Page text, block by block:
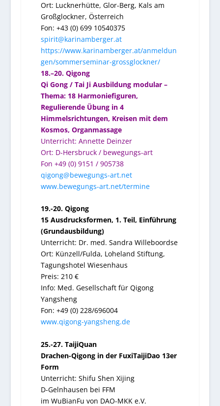
Ort: Lucknerhütte, Glor-Berg, Kals am
Großglockner, Österreich
Fon: +43 (0) 699 10540375
spirit@karinamberger.at
https://www.karinamberger.at/anmeldun
gen/sommerseminar-grossglockner/
18.–20. Qigong
Qi Gong / Tai Ji Ausbildung modular –
Thema: 18 Harmoniefiguren,
Regulierende Übung in 4
Himmelsrichtungen, Kreisen mit dem
Kosmos, Organmassage
Unterricht: Annette Deinzer
Ort: D-Hersbruck / bewegungs-art
Fon +49 (0) 9151 / 905738
qigong@bewegungs-art.net
www.bewegungs-art.net/termine
19.-20. Qigong
15 Ausdrucksformen, 1. Teil, Einführung
(Grundausbildung)
Unterricht: Dr. med. Sandra Willeboordse
Ort: Künzell/Fulda, Loheland Stiftung,
Tagungshotel Wiesenhaus
Preis: 210 €
Info: Med. Gesellschaft für Qigong
Yangsheng
Fon: +49 (0) 228/696004
www.qigong-yangsheng.de
25.-27. TaijiQuan
Drachen-Qigong in der FuxiTaijiDao 13er
Form
Unterricht: Shifu Shen Xijing
D-Gelnhausen bei FFM
im WuBianFu von DAO-MKK e.V.